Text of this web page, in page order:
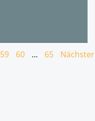
59 60 … 65 Nächster